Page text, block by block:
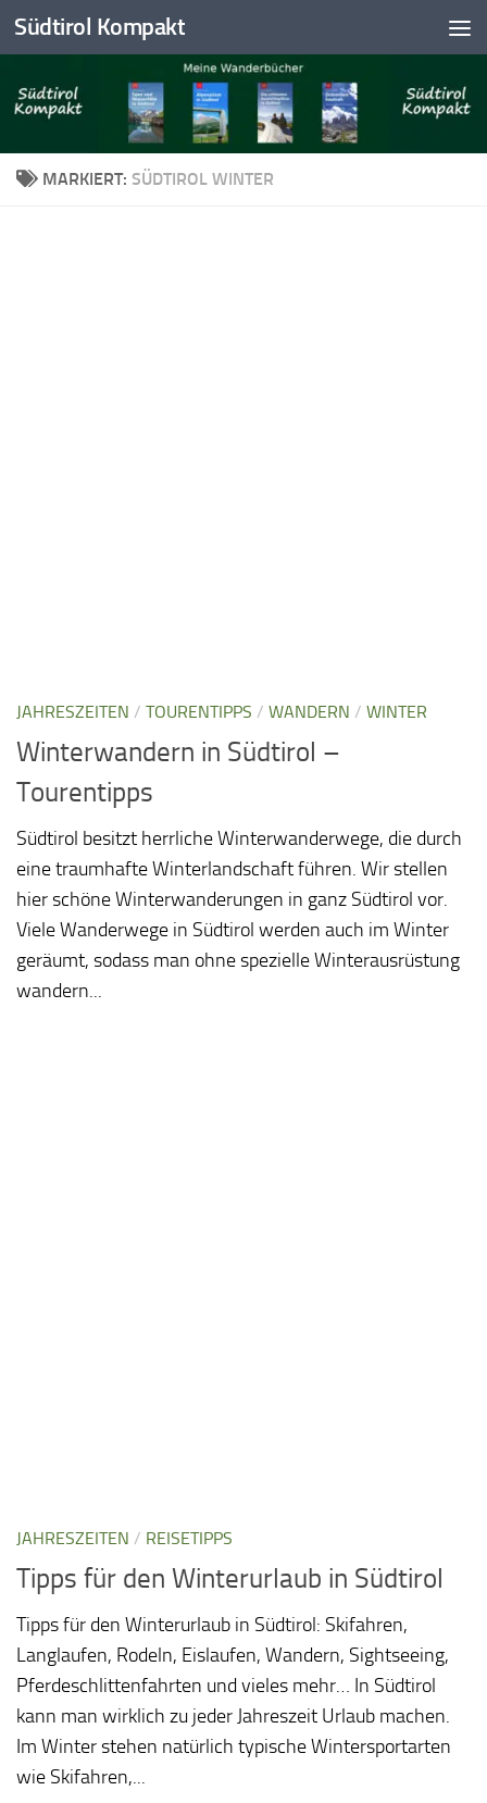
Skip to content
Südtirol Kompakt
MARKIERT: SÜDTIROL WINTER
JAHRESZEITEN / TOURENTIPPS / WANDERN / WINTER
Winterwandern in Südtirol –
Tourentipps
Südtirol besitzt herrliche Winterwanderwege, die durch
eine traumhafte Winterlandschaft führen. Wir stellen
hier schöne Winterwanderungen in ganz Südtirol vor.
Viele Wanderwege in Südtirol werden auch im Winter
geräumt, sodass man ohne spezielle Winterausrüstung
wandern...
JAHRESZEITEN / REISETIPPS
Tipps für den Winterurlaub in Südtirol
Tipps für den Winterurlaub in Südtirol: Skifahren,
Langlaufen, Rodeln, Eislaufen, Wandern, Sightseeing,
Pferdeschlittenfahrten und vieles mehr… In Südtirol
kann man wirklich zu jeder Jahreszeit Urlaub machen.
Im Winter stehen natürlich typische Wintersportarten
wie Skifahren,...